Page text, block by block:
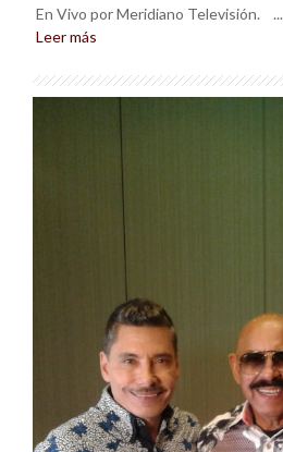
En Vivo por Meridiano Televisión. ...
Leer más